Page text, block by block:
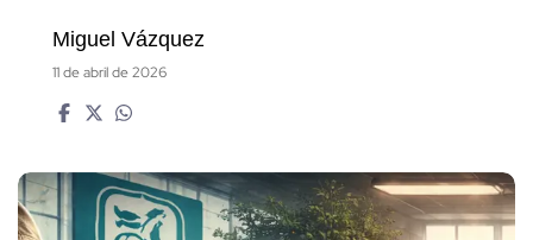
Miguel Vázquez
11 de abril de 2026